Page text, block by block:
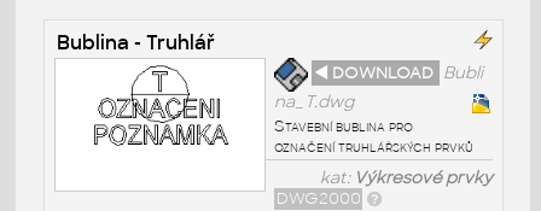
Bublina - Truhlář
◄ DOWNLOAD Bubli
na_T.dwg
Stavební bublina pro
označení truhlářských prvků
kat: Výkresové prvky
DWG2000